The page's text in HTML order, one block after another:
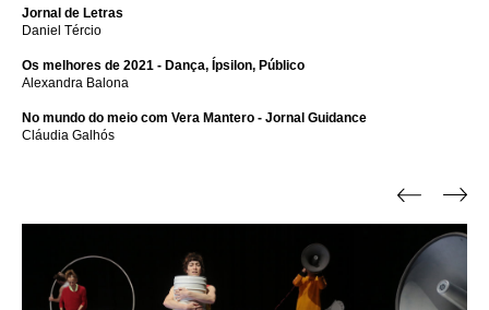
Jornal de Letras
Daniel Tércio
Os melhores de 2021 - Dança, Ípsilon, Público
Alexandra Balona
No mundo do meio com Vera Mantero - Jornal Guidance
Cláudia Galhós